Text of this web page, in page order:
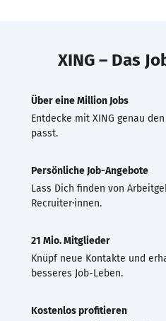
XING – Das
Über eine Million Jobs
Entdecke mit XING genau
passt.
Persönliche Job-Angebote
Lass Dich finden von
Recruiter·innen.
21 Mio. Mitglieder
Knüpf neue Kontakte und
besseres Job-Leben.
Kostenlos profitieren